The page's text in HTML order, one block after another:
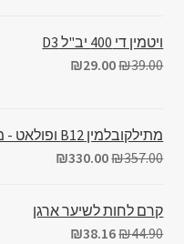
ויטמין די 400 יב"ל D3
₪39.00
₪29.00
מתילקובלמין B12 ופולאט - מבצע 3 יח'
₪357.00
₪330.00
קרם לחות לשיער ארגן
₪44.90
₪38.16